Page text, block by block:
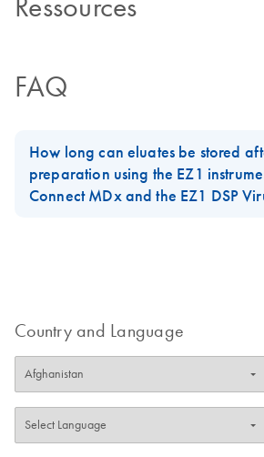
FAQ
How long can eluates be stored
preparation using the EZ1
Connect MDx and the EZ1 DSP
to store at –80°C for up to 12 months or
weeks. Stability of nucleic acids might be
specific downstream application being
self-validated by the user.
FAQ-3897
Country and Language